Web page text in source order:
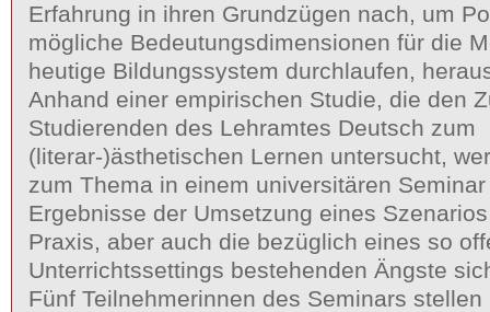
Erfahrung in ihren Grundzügen nach, um
mögliche Bedeutungsdimensionen für die
heutige Bildungssystem durchlaufen,
Anhand einer empirischen Studie, die den
Studierenden des Lehramtes Deutsch zum
(literar-)ästhetischen Lernen untersucht,
zum Thema in einem universitären
Ergebnisse der Umsetzung eines
Praxis, aber auch die bezüglich eines so
Unterrichtssettings bestehenden Ängste
Fünf Teilnehmerinnen des Seminars